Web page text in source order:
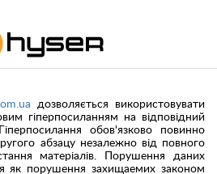
дозволяється використовувати
гіперпосиланням на відповідний
обов'язково повинно
абзацу незалежно від повного
матеріалів. Порушення даних
як порушення захищаемих законом